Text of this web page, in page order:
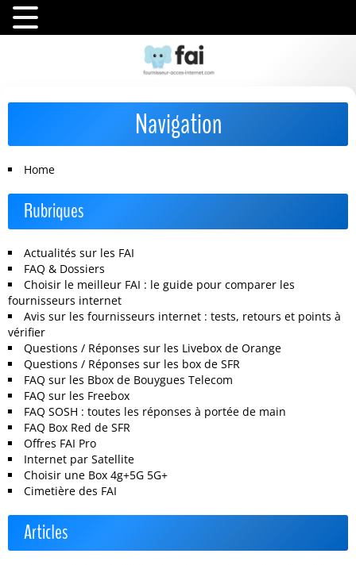
Navigation
Home
Rubriques
Actualités sur les FAI
FAQ & Dossiers
Choisir le meilleur FAI : le guide pour comparer les
fournisseurs internet
Avis sur les fournisseurs internet : tests, retours et points à
vérifier
Questions / Réponses sur les Livebox de Orange
Questions / Réponses sur les box de SFR
FAQ sur les Bbox de Bouygues Telecom
FAQ sur les Freebox
FAQ SOSH : toutes les réponses à portée de main
FAQ Box Red de SFR
Offres FAI Pro
Internet par Satellite
Choisir une Box 4g+5G 5G+
Cimetière des FAI
Articles